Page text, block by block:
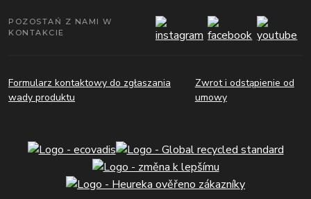
POZOSTAŃ Z NAMI W
KONTAKCIE
Formularz kontaktowy do zgłaszania
wady produktu
Zwrot i odstąpienie od
umowy